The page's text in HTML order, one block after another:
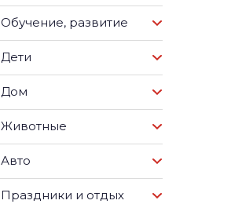
Обучение, развитие
Дети
Дом
Животные
Авто
Праздники и отдых